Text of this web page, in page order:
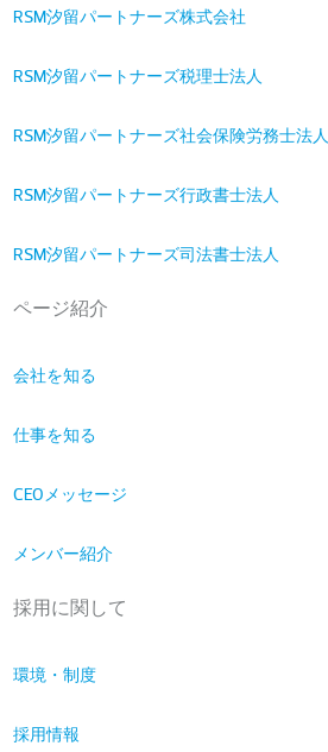
RSM汐留パートナーズ株式会社
RSM汐留パートナーズ税理士法人
RSM汐留パートナーズ社会保険労務士法人
RSM汐留パートナーズ行政書士法人
RSM汐留パートナーズ司法書士法人
ページ紹介
会社を知る
仕事を知る
CEOメッセージ
メンバー紹介
採用に関して
環境・制度
採用情報